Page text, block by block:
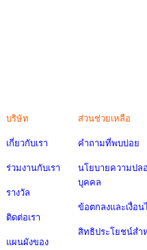
บริษัท
เกี่ยวกับเรา
ร่วมงานกับเรา
รางวัล
ติดต่อเรา
แผนผังของ
ส่วนช่วยเหลือ
คำถามที่พบบ่อย
นโยบายความปล
บุคคล
ข้อตกลงและเงื่อ
สิทธิประโยชน์สำ